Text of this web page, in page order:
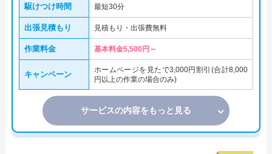
駆けつけ時間 最短30分
出張見積もり 見積もり・出張費無料
作業料金 基本料金5,500円～
キャンペーン
ホームページを見たで3,000円割引(合計8,000
円以上の作業の場合のみ)
サービスの内容をもっと見る